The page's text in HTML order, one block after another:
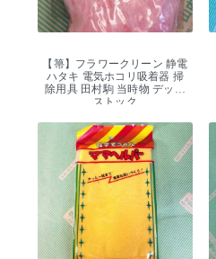
【箒】フラワークリーン 静電
ハタキ 電気ホコリ吸着器 掃
除用具 田村駒 当時物 デッド
ストック